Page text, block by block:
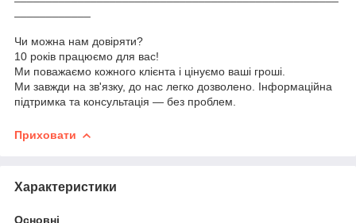
Чи можна нам довіряти?
10 років працюємо для вас!
Ми поважаємо кожного клієнта і цінуємо ваші гроші.
Ми завжди на зв'язку, до нас легко дозволено. Інформаційна
підтримка та консультація — без проблем.
Приховати
Характеристики
Основні